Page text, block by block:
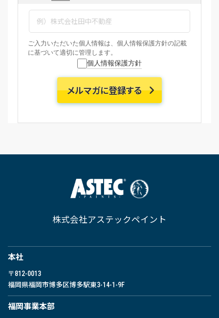
ご入力いただいた個人情報は、個人情報保護方針の記載
に基づいて適切に管理します。
個人情報保護方針
株式会社アステックペイント
本社
〒812-0013
福岡県福岡市博多区博多駅東3-14-1-9F
福岡事業本部